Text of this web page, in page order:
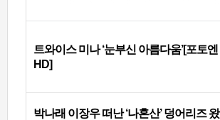
트와이스 미나 ‘눈부신 아름다움’[포토엔
HD]
박나래 이장우 떠난 ‘나혼산’ 덩어리즈 왔